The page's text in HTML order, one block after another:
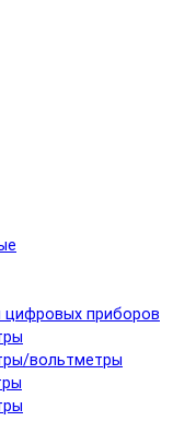
цифровых приборов
вольтметры